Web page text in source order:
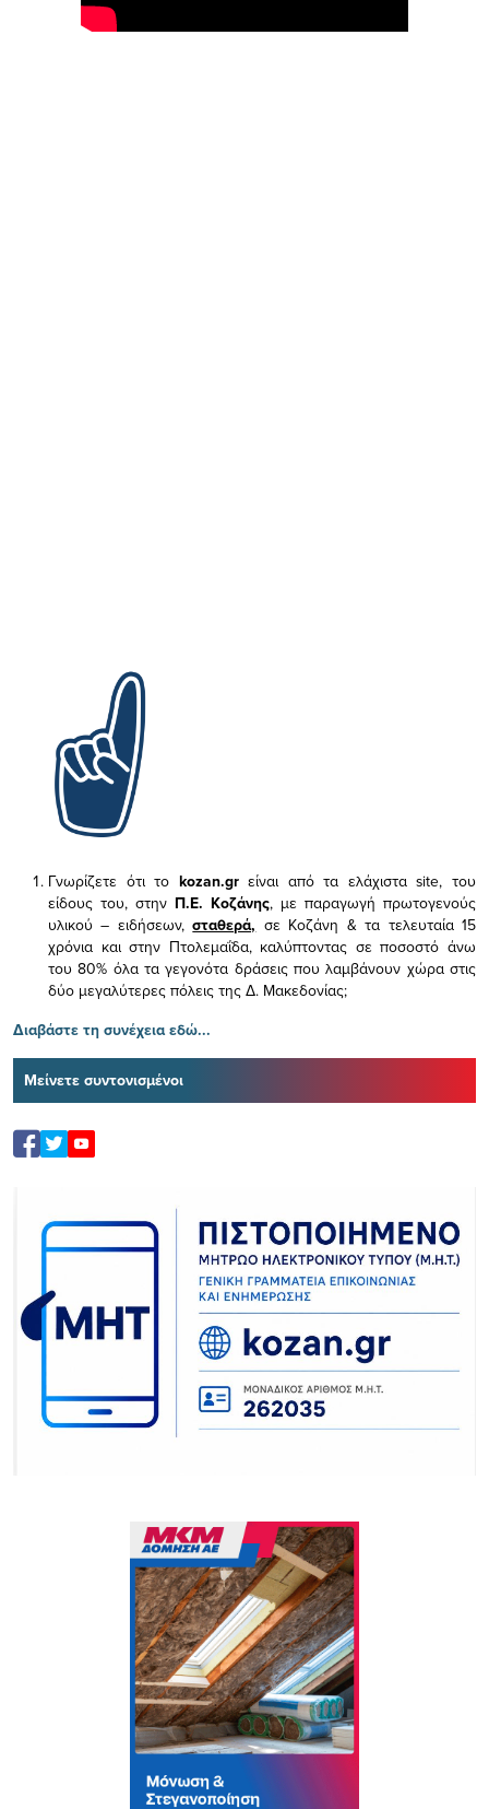
Γνωρίζετε ότι το kozan.gr είναι από τα ελάχισταsite, του
είδους του, στην Π.Ε. Κοζάνης, με παραγωγή πρωτογενούς
υλικού – ειδήσεων,σταθερά, σε Κοζάνη & τα τελευταία 15
χρόνια και στην Πτολεμαΐδα, καλύπτοντας σε ποσοστό άνω
του 80% όλα τα γεγονότα δράσεις που λαμβάνουν χώρα στις
δύο μεγαλύτερες πόλεις της Δ. Μακεδονίας;
Διαβάστε τη συνέχεια εδώ...
Μείνετε συντονισμένοι